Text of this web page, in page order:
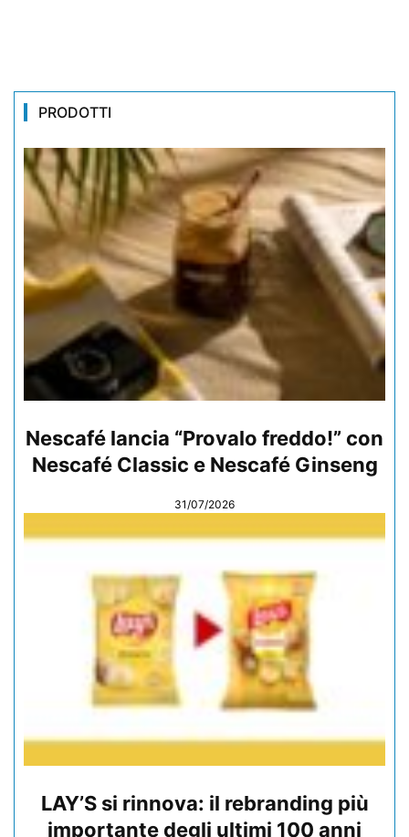
PRODOTTI
Nescafé lancia “Provalo freddo!” con
Nescafé Classic e Nescafé Ginseng
31/07/2026
LAY’S si rinnova: il rebranding più
importante degli ultimi 100 anni